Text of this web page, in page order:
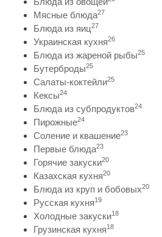
Мясные блюда27
Блюда из яиц27
Украинская кухня26
Блюда из жареной рыбы25
Бутерброды25
Салаты-коктейли25
Кексы24
Блюда из субпродуктов24
Пирожные24
Соление и квашение23
Первые блюда23
Горячие закуски20
Казахская кухня20
Блюда из круп и бобовых20
Русская кухня19
Холодные закуски18
Грузинская кухня18